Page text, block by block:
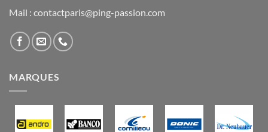
Mail : contactparis@ping-passion.com
MARQUES